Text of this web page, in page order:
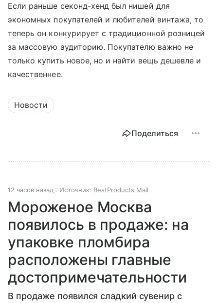
Если раньше секонд-хенд был нишей для
экономных покупателей и любителей винтажа, то
теперь он конкурирует с традиционной розницей
за массовую аудиторию. Покупателю важно не
только купить новое, но и найти вещь дешевле и
качественнее.
Новости
Поделиться
12 часов назад Источник: BestProducts Mail
Мороженое Москва
появилось в продаже: на
упаковке пломбира
расположены главные
достопримечательности
В продаже появился сладкий сувенир с